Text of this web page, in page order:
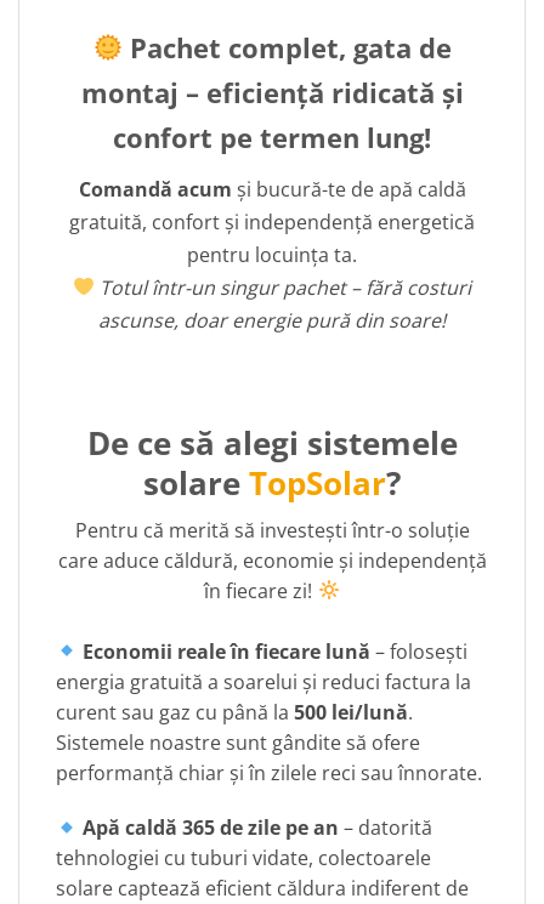
Pachet complet, gata de
montaj – eficiență ridicată și
confort pe termen lung!
Comandă acum și bucură-te de apă caldă
gratuită, confort și independență energetică
pentru locuința ta.
Totul într-un singur pachet – fără costuri
ascunse, doar energie pură din soare!
De ce să alegi sistemele
solareTopSolar?
Pentru că merită să investești într-o soluție
care aduce căldură, economie și independență
în fiecare zi!
Economii reale în fiecare lună – folosești
energia gratuită a soarelui și reduci factura la
curent sau gaz cu până la 500 lei/lună.
Sistemele noastre sunt gândite să ofere
performanță chiar și în zilele reci sau înnorate.
Apă caldă 365 de zile pe an – datorită
tehnologiei cu tuburi vidate, colectoarele
solare captează eficient căldura indiferent de